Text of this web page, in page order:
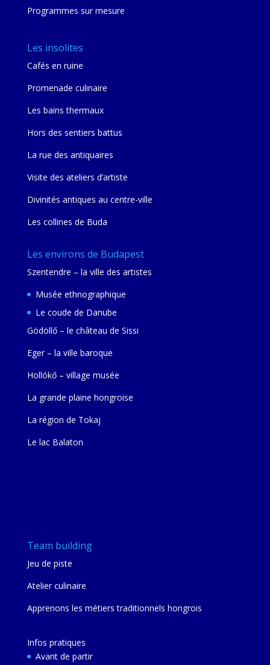
Programmes sur mesure
Les insolites
Cafés en ruine
Promenade culinaire
Les bains thermaux
Hors des sentiers battus
La rue des antiquaires
Visite des ateliers d’artiste
Divinités antiques au centre-ville
Les collines de Buda
Les environs de Budapest
Szentendre – la ville des artistes
Musée ethnographique
Le coude de Danube
Gödöllő – le château de Sissi
Eger – la ville baroque
Hollókő – village musée
La grande plaine hongroise
La région de Tokaj
Le lac Balaton
Team building
Jeu de piste
Atelier culinaire
Apprenons les métiers traditionnels hongrois
Infos pratiques
Avant de partir